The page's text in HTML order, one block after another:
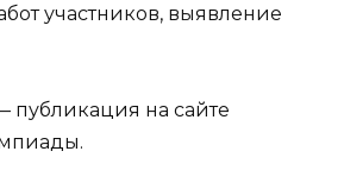
участников, выявление
публикация на сайте